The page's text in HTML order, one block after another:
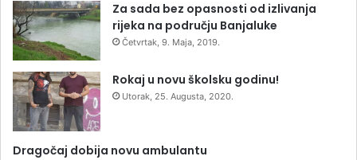
Za sada bez opasnosti od izlivanja
rijeka na području Banjaluke
Četvrtak, 9. Maja, 2019.
Rokaj u novu školsku godinu!
Utorak, 25. Augusta, 2020.
Dragočaj dobija novu ambulantu